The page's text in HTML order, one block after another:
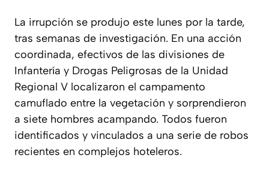
La irrupción se produjo este lunes por la tarde,
tras semanas de investigación. En una acción
coordinada, efectivos de las divisiones de
Infantería y Drogas Peligrosas de la Unidad
Regional V localizaron el campamento
camuflado entre la vegetación y sorprendieron
a siete hombres acampando. Todos fueron
identificados y vinculados a una serie de robos
recientes en complejos hoteleros.